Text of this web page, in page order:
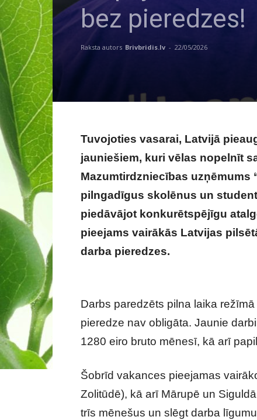
bez pieredzes!
Raksta autors Brivbridis.lv - 22/05/2026
Tuvojoties vasarai, Latvijā
jauniešiem, kuri vēlas nopelnīt
Mazumtirdzniecības uzņēmums
pilngadīgus skolēnus un
piedāvājot konkurētspējīgu
pieejams vairākās Latvijas
darba pieredzes.
Darbs paredzēts pilna laika
pieredze nav obligāta. Jaunie
1280 eiro bruto mēnesī, kā arī
Šobrīd vakances pieejamas
Zolitūdē), kā arī Mārupē un
trīs mēnešus un slēgt darba